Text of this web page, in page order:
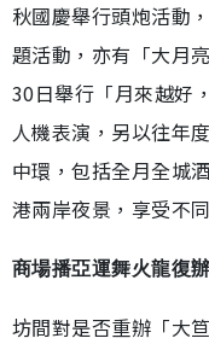
秋國慶舉行頭炮活動
題活動，亦有「大月
30日舉行「月來越好
人機表演，另以往年
中環，包括全月全城
港兩岸夜景，享受不
商場播亞運舞火龍復
坊間對是否重辦「大